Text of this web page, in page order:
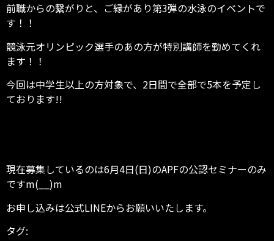
前職からの繋がりと、ご縁があり第3弾の水泳のイベントで
す！！
競泳元オリンピック選手のあの方が特別講師を勤めてくれ
ます！！
今回は中学生以上の方対象で、2日間で全部で5本を予定し
ております!!
現在募集しているのは6月4日(日)のAPFの公認セミナーのみ
ですm(__)m
お申し込みは公式LINEからお願いいたします。
タグ: